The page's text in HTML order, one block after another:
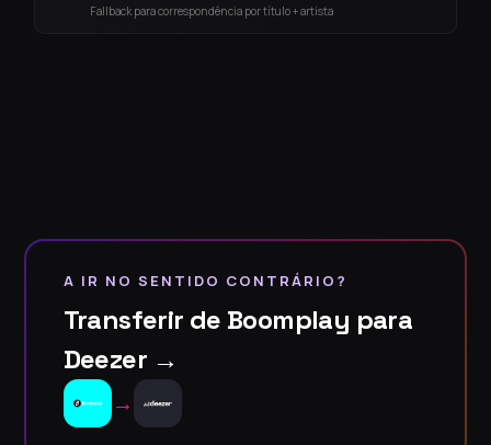
Fallback para correspondência por título + artista
A IR NO SENTIDO CONTRÁRIO?
Transferir de Boomplay para
Deezer →
→